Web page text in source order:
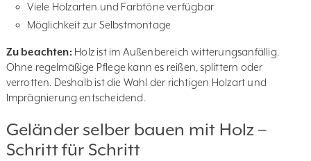
Viele Holzarten und Farbtöne verfügbar
Möglichkeit zur Selbstmontage
Zu beachten: Holz ist im Außenbereich witterungsanfällig.
Ohne regelmäßige Pflege kann es reißen, splittern oder
verrotten. Deshalb ist die Wahl der richtigen Holzart und
Imprägnierung entscheidend.
Geländer selber bauen mit Holz –
Schritt für Schritt